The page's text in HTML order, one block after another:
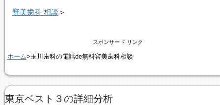
審美歯科 相談 ＞
スポンサード リンク
ホーム>玉川歯科の電話de無料審美歯科相談
東京ベスト３の詳細分析